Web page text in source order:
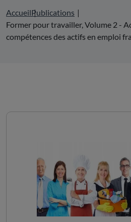
AccueilPublications
Former pour travailler, Volume 2 -
compétences des actifs en emploi